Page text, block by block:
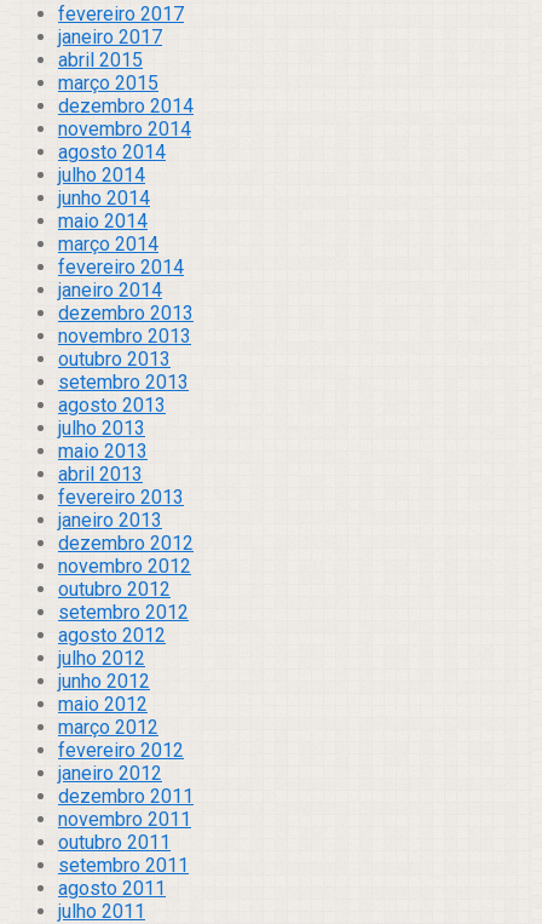
fevereiro 2017
janeiro 2017
abril 2015
março 2015
dezembro 2014
novembro 2014
agosto 2014
julho 2014
junho 2014
maio 2014
março 2014
fevereiro 2014
janeiro 2014
dezembro 2013
novembro 2013
outubro 2013
setembro 2013
agosto 2013
julho 2013
maio 2013
abril 2013
fevereiro 2013
janeiro 2013
dezembro 2012
novembro 2012
outubro 2012
setembro 2012
agosto 2012
julho 2012
junho 2012
maio 2012
março 2012
fevereiro 2012
janeiro 2012
dezembro 2011
novembro 2011
outubro 2011
setembro 2011
agosto 2011
julho 2011